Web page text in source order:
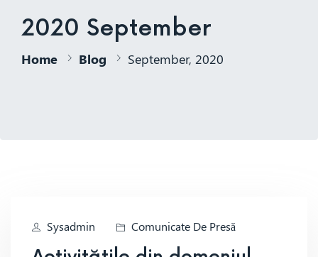
2020 September
Home Blog September, 2020
Sysadmin Comunicate De Presă